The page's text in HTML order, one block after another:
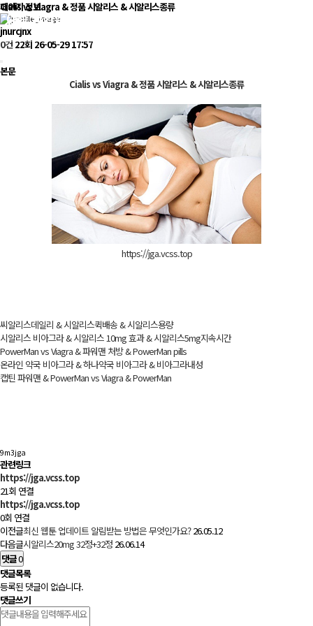
Cialis vs Viagra & 정품 시­알리스 & 시­알리스종류
페이지 정보
jnurcjnx
0건 22회 26-05-29 17:57
본문
Cialis vs Viagra & 정품 시­알리스 & 시­알리스종류
https://jga.vcss.top
씨알리스데일리 & 시­알리스퀵배송 & 시­알리스용량
시­알리스 비­아그라 & 시­알리스 10mg 효과 & 시­알리스5mg지속시간
PowerMan vs Viagra & 파워맨 처방 & PowerMan pills
온라인 약국 비­아그라 & 하나약국 비­아그라 & 비­아그라내성
캡틴 파워맨 & PowerMan vs Viagra & PowerMan
9m3jga
관련링크
https://jga.vcss.top
21회 연결
https://jga.vcss.top
0회 연결
이전글최신 웹툰 업데이트 알림받는 방법은 무엇인가요? 26.05.12
다음글시알리스20mg 32정+32정 26.06.14
댓글0
댓글목록
등록된 댓글이 없습니다.
댓글쓰기